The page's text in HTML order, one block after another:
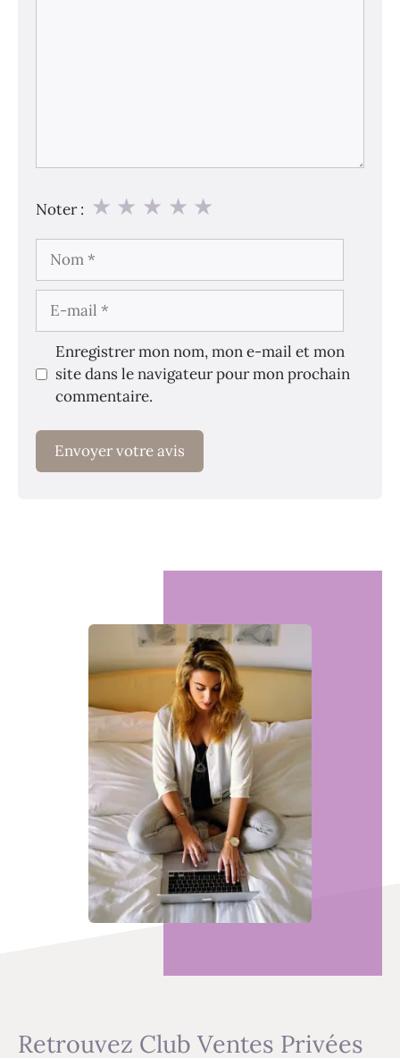
Noter : ★
★
★
★
★
mail
Enregistrer mon nom, mon e-mail et mon
site dans le navigateur pour mon prochain
commentaire.
Retrouvez Club Ventes Privées